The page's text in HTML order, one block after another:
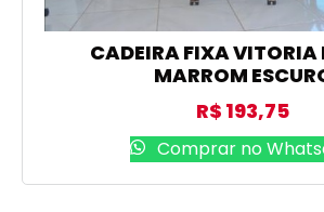
CADEIRA FIXA VITORIA
MARROM
R$ 193,75
Comprar no